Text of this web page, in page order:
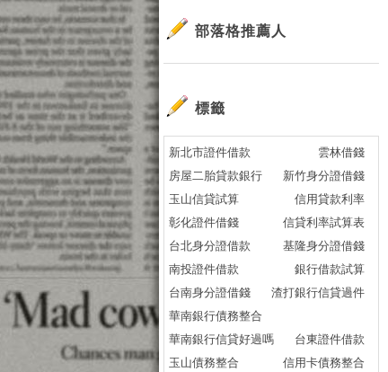
部落格推薦人
標籤
新北市證件借款
雲林借錢
房屋二胎貸款銀行
新竹身分證借錢
玉山信貸試算
信用貸款利率
彰化證件借錢
信貸利率試算表
台北身分證借款
基隆身分證借錢
南投證件借款
銀行借款試算
台南身分證借錢
渣打銀行信貸過件
華南銀行債務整合
華南銀行信貸好過嗎
台東證件借款
玉山債務整合
信用卡債務整合